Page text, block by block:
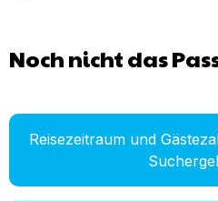
Noch nicht das
Reisezeitraum und